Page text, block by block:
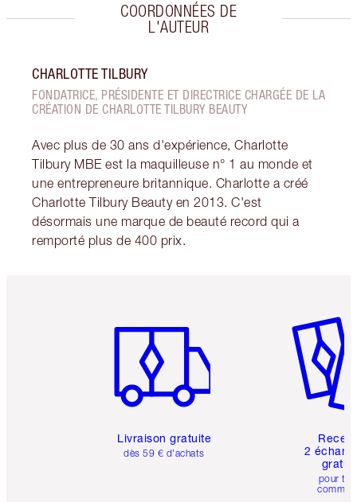
COORDONNÉES DE
L'AUTEUR
CHARLOTTE TILBURY
FONDATRICE, PRÉSIDENTE ET DIRECTRICE CHARGÉE DE LA
CRÉATION DE CHARLOTTE TILBURY BEAUTY
Avec plus de 30 ans d'expérience, Charlotte
Tilbury MBE est la maquilleuse n° 1 au monde et
une entrepreneure britannique. Charlotte a créé
Charlotte Tilbury Beauty en 2013. C'est
désormais une marque de beauté record qui a
remporté plus de 400 prix.
Livraison gratuite
dès 59 € d'achats
2
pour